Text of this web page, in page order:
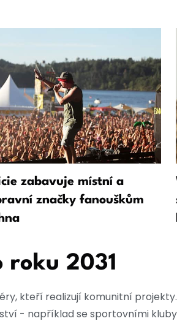
zabavuje místní a
značky fanouškům
roku 2031
kteří realizují komunitní
- například se sportovními